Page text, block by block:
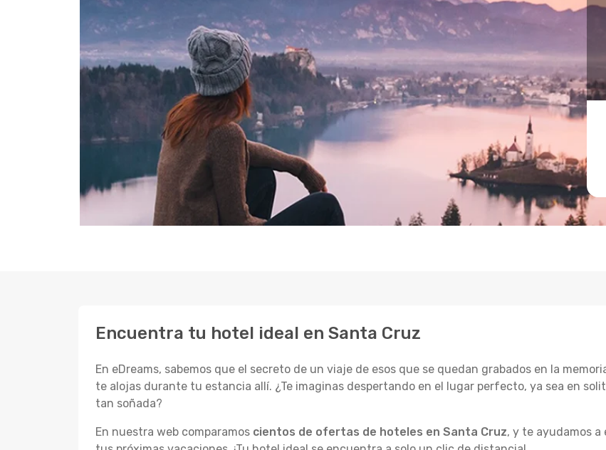
Encuentra tu hotel ideal en Santa Cruz
En eDreams, sabemos que el secreto de un viaje de esos que se quedan grabados en la
te alojas durante tu estancia allí. ¿Te imaginas despertando en el lugar perfecto, ya sea en
tan soñada?
En nuestra web comparamos cientos de ofertas de hoteles en Santa Cruz, y te ayudamos